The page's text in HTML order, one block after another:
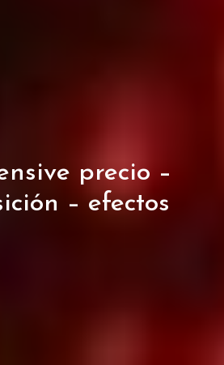
precio –
– efectos